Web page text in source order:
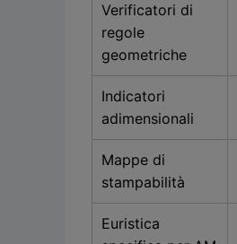
Verificatori di
regole
geometriche
Indicatori
adimensionali
Mappe di
stampabilità
Euristica